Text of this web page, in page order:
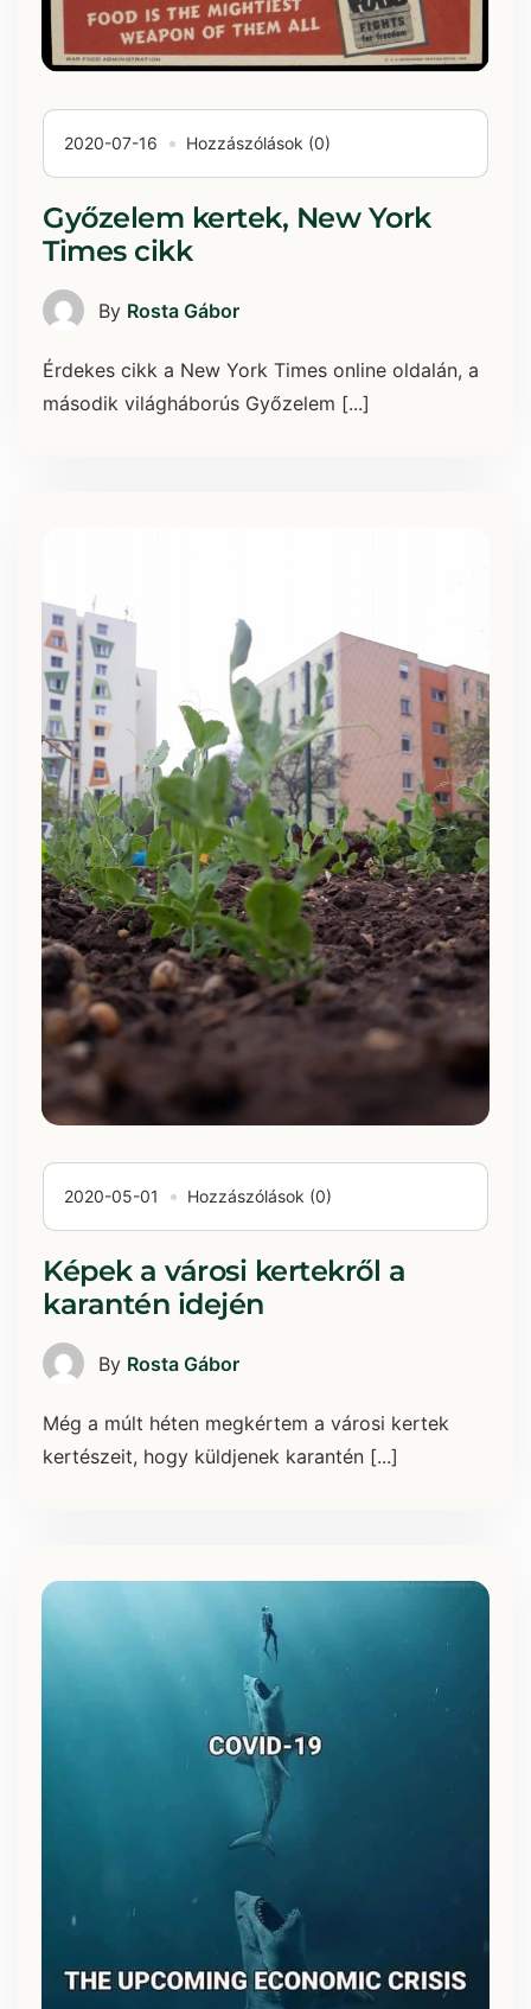
2020-07-16 Hozzászólások (0)
Győzelem kertek, New York
Times cikk
By Rosta Gábor
Érdekes cikk a New York Times online oldalán, a
második világháborús Győzelem [...]
2020-05-01 Hozzászólások (0)
Képek a városi kertekről a
karantén idején
By Rosta Gábor
Még a múlt héten megkértem a városi kertek
kertészeit, hogy küldjenek karantén [...]